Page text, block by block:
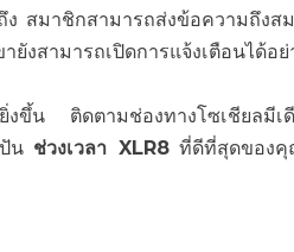
สมาชิกสามารถส่งข้อความถึงส
สามารถเปิดการแจ้งเตือนได้อย่
งขึ้น ติดตามช่องทางโซเชียลมีเดี
น ช่วงเวลา XLR8ที่ดีที่สุดของคุ